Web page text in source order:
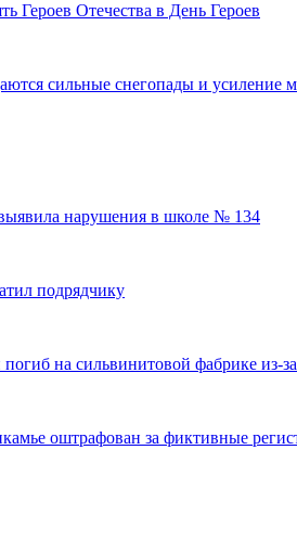
Героев Отечества в День Героев
сильные снегопады и усиление
нарушения в школе № 134
подрядчику
на сильвинитовой фабрике из-
оштрафован за фиктивные